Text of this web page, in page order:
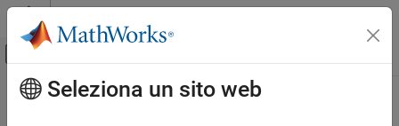
Vai al contenuto
Attiva/disattiva menu di navigazione
Pagina iniziale della documentazione
Contenuto principale
Seleziona un sito web